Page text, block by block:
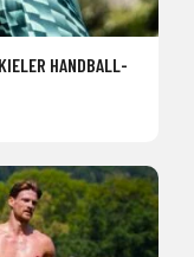
HANDBALL-